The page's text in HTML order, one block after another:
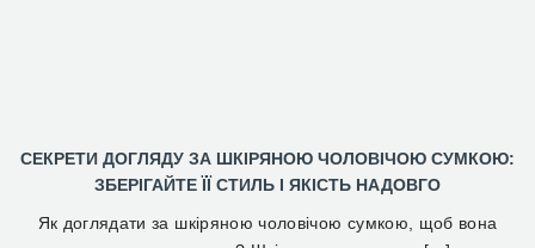
СЕКРЕТИ ДОГЛЯДУ ЗА ШКІРЯНОЮ ЧОЛОВІЧОЮ СУМКОЮ:
ЗБЕРІГАЙТЕ ЇЇ СТИЛЬ І ЯКІСТЬ НАДОВГО
Як доглядати за шкіряною чоловічою сумкою, щоб вона